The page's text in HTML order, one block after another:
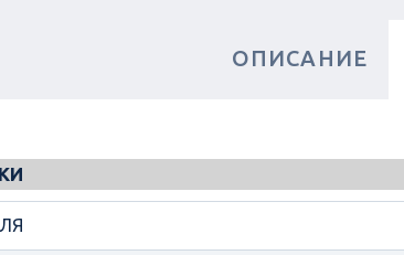
ОПИСАНИЕ